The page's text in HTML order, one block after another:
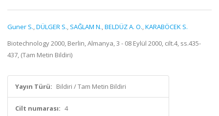
Guner S.,DÜLGER S., SAĞLAM N.,BELDÜZ A. O.,KARABÖCEK S.
Biotechnology 2000, Berlin, Almanya, 3 - 08 Eylül 2000, cilt.4, ss.435-
437, (Tam Metin Bildiri)
Yayın Türü: Bildiri / Tam Metin Bildiri
Cilt numarası: 4